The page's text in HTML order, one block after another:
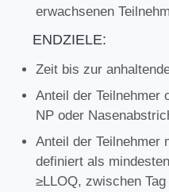
erwachsenen
ENDZIELE:
Zeit bis zur
Anteil der Teilnehmer
NP oder
Anteil der Teilnehmer
definiert als
≥LLOQ, zwischen